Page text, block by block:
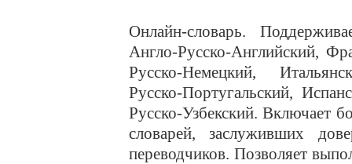
Онлайн-словарь.
Англо-Русско-Английский,
Русско-Немецкий,
Русско-Португальский,
Русско-Узбекский. Включает
словарей, заслуживших
переводчиков. Позволяет